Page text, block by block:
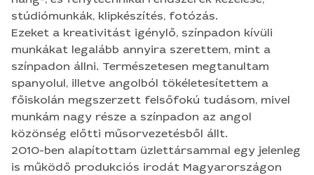
megszerzett felsőfokú tudásom, mivel munkám
nagy része a színpadon az angol közönség előtti
műsorvezetésből állt. 2010-ben alapítottam
üzlettársammal egy jelenleg is működő
produkciós irodát Magyarországon
(www.maestromusic.hu), melynek fő profilja a
spanyol partneriroda munkájának segítése.
Természetesen a produkciók megfelelő
prezentálása (weboldalon, plakátokon,
videóklippekben) mindig alapvető feladat, így több
stúdiómunkák, klipkészítés, fotózás.
Ezeket a kreativitást igénylő, színpadon kívüli
munkákat legalább annyira szerettem, mint a
színpadon állni. Természetesen megtanultam
spanyolul, illetve angolból tökéletesítettem a
főiskolán megszerzett felsőfokú tudásom, mivel
munkám nagy része a színpadon az angol
közönség előtti műsorvezetésből állt.
2010-ben alapítottam üzlettársammal egy jelenleg
is működő produkciós irodát Magyarországon